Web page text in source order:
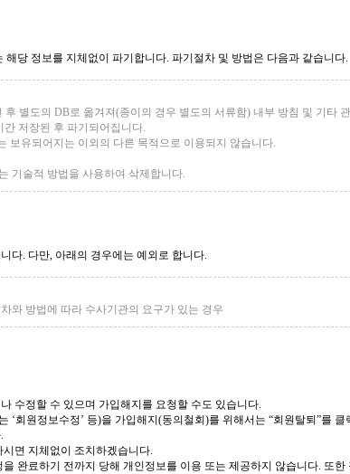
당 정보를 지체없이 파기합니다. 파기절차 및 방법은 다음과 같습니다.
별도의 DB로 옮겨져(종이의 경우 별도의 서류함) 내부 방침 및 기타
저장된 후 파기되어집니다.
보유되어지는 이외의 다른 목적으로 이용되지 않습니다.
기술적 방법을 사용하여 삭제합니다.
다. 다만, 아래의 경우에는 예외로 합니다.
와 방법에 따라 수사기관의 요구가 있는 경우
수정할 수 있으며 가입해지를 요청할 수도 있습니다.
‘회원정보수정’ 등)을 가입해지(동의철회)를 위해서는 “회원탈퇴”를 클
면 지체없이 조치하겠습니다.
완료하기 전까지 당해 개인정보를 이용 또는 제공하지 않습니다. 또한